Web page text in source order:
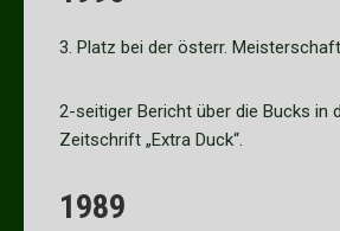
3. Platz bei der österr.
2-seitiger Bericht über die Bucks in
Zeitschrift „Extra Duck“.
1989